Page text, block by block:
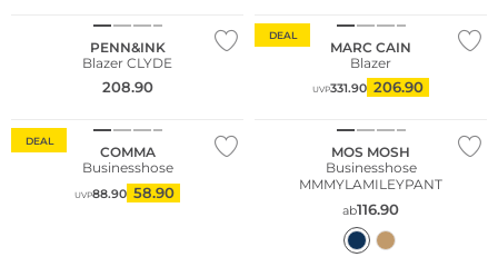
PENN&INK
Blazer CLYDE
208.90
DEAL
MARC CAIN
Blazer
UVP331.90 206.90
DEAL
COMMA
Businesshose
UVP88.90 58.90
MOS MOSH
Businesshose
MMMYLAMILEYPANT
ab116.90